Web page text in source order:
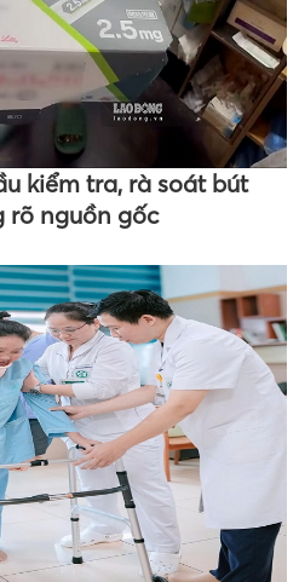
kiểm tra, rà soát bút
rõ nguồn gốc